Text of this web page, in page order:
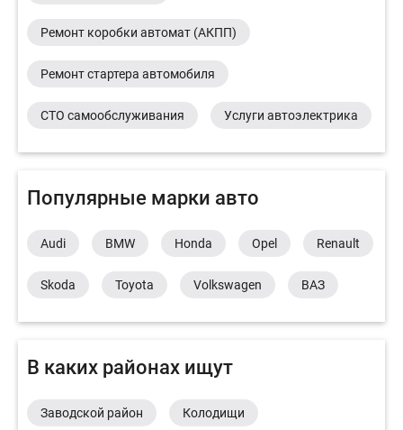
Ремонт коробки автомат (АКПП)
Ремонт стартера автомобиля
СТО самообслуживания Услуги автоэлектрика
Популярные марки авто
Audi BMW Honda Opel Renault
Skoda Toyota Volkswagen ВАЗ
В каких районах ищут
Заводской район Колодищи